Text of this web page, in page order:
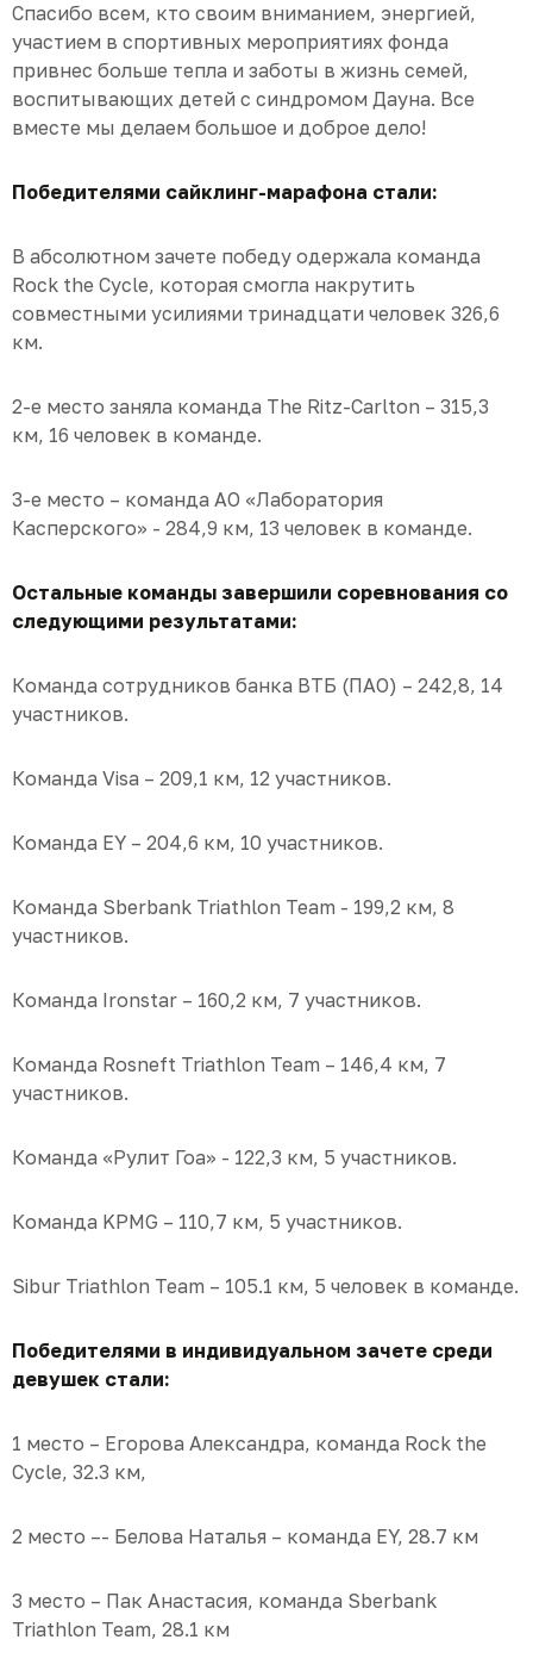
Спасибо всем, кто своим вниманием, энергией,
участием в спортивных мероприятиях фонда
привнес больше тепла и заботы в жизнь семей,
воспитывающих детей с синдромом Дауна. Все
вместе мы делаем большое и доброе дело!
Победителями сайклинг-марафона стали:
В абсолютном зачете победу одержала команда
Rock the Cycle, которая смогла накрутить
совместными усилиями тринадцати человек 326,6
км.
2-е место заняла команда The Ritz-Carlton – 315,3
км, 16 человек в команде.
3-е место – команда АО «Лаборатория
Касперского» - 284,9 км, 13 человек в команде.
Остальные команды завершили соревнования со
следующими результатами:
Команда сотрудников банка ВТБ (ПАО) – 242,8, 14
участников.
Команда Visa – 209,1 км, 12 участников.
Команда EY – 204,6 км, 10 участников.
Команда Sberbank Triathlon Team - 199,2 км, 8
участников.
Команда Ironstar – 160,2 км, 7 участников.
Команда Rosneft Triathlon Team – 146,4 км, 7
участников.
Команда «Рулит Гоа» - 122,3 км, 5 участников.
Команда KPMG – 110,7 км, 5 участников.
Sibur Triathlon Team – 105.1 км, 5 человек в команде.
Победителями в индивидуальном зачете среди
девушек стали:
1 место – Егорова Александра, команда Rock the
Cycle, 32.3 км,
2 место –- Белова Наталья – команда EY, 28.7 км
3 место – Пак Анастасия, команда Sberbank
Triathlon Team, 28.1 км